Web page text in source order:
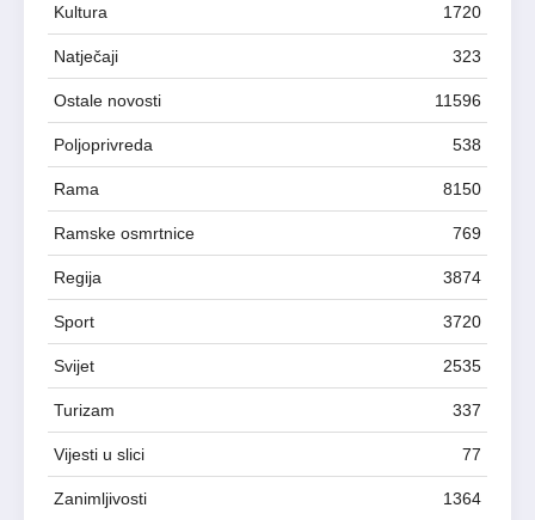
Kultura 1720
Natječaji 323
Ostale novosti 11596
Poljoprivreda 538
Rama 8150
Ramske osmrtnice 769
Regija 3874
Sport 3720
Svijet 2535
Turizam 337
Vijesti u slici 77
Zanimljivosti 1364